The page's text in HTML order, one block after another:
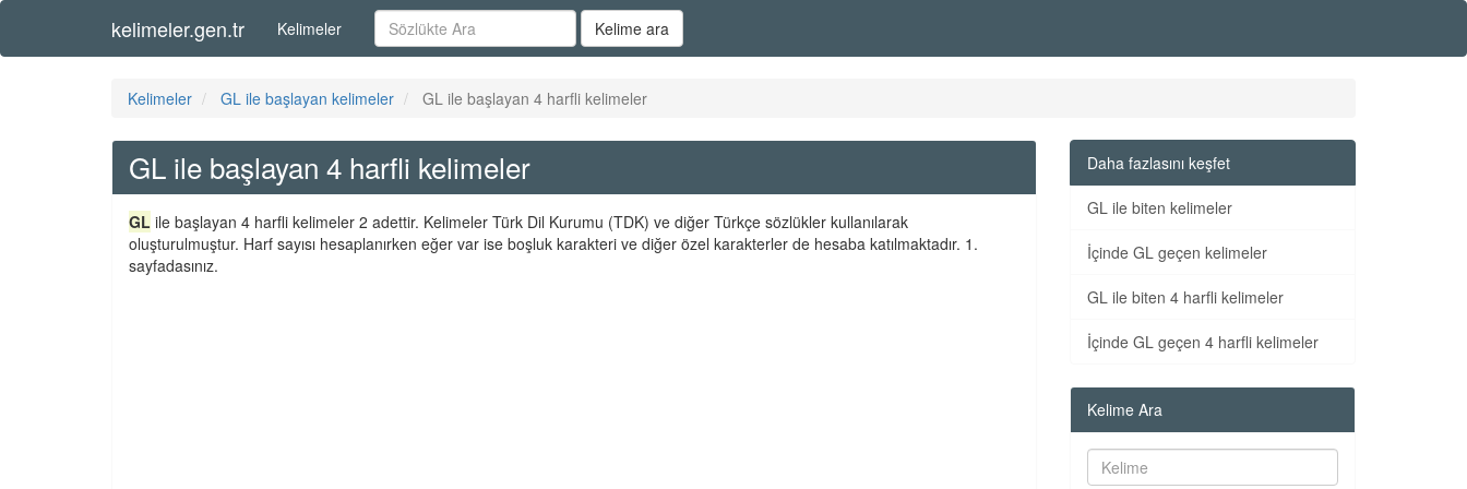
kelimeler.gen.tr Kelimeler Kelime ara
Kelimeler GL ile başlayan kelimeler GL ile başlayan 4 harfli kelimeler
GL ile başlayan 4 harfli kelimeler
GL ile başlayan 4 harfli kelimeler 2 adettir. Kelimeler Türk Dil Kurumu (TDK) ve diğer Türkçe sözlükler kullanılarak
oluşturulmuştur. Harf sayısı hesaplanırken eğer var ise boşluk karakteri ve diğer özel karakterler de hesaba katılmaktadır. 1.
sayfadasınız.
Daha fazlasını keşfet
GL ile biten kelimeler
İçinde GL geçen kelimeler
GL ile biten 4 harfli kelimeler
İçinde GL geçen 4 harfli kelimeler
Kelime Ara